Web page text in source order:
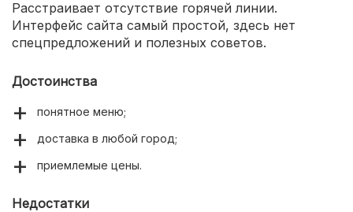
Расстраивает отсутствие горячей линии.
Интерфейс сайта самый простой, здесь нет
спецпредложений и полезных советов.
Достоинства
понятное меню;
доставка в любой город;
приемлемые цены.
Недостатки